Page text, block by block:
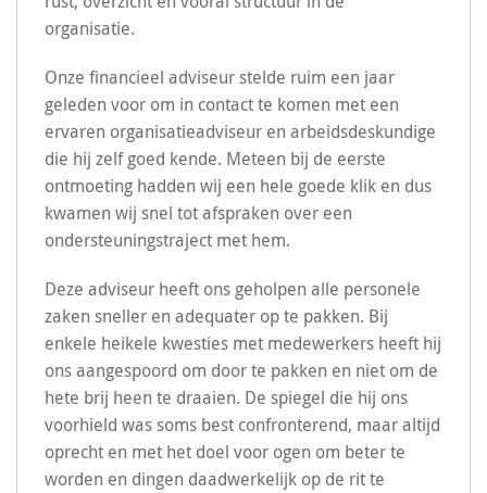
organisatie.
Onze financieel adviseur stelde ruim een jaar
geleden voor om in contact te komen met een
ervaren organisatieadviseur en arbeidsdeskundige
die hij zelf goed kende. Meteen bij de eerste
ontmoeting hadden wij een hele goede klik en dus
kwamen wij snel tot afspraken over een
ondersteuningstraject met hem.
Deze adviseur heeft ons geholpen alle personele
zaken sneller en adequater op te pakken. Bij
enkele heikele kwesties met medewerkers heeft hij
ons aangespoord om door te pakken en niet om de
hete brij heen te draaien. De spiegel die hij ons
voorhield was soms best confronterend, maar altijd
oprecht en met het doel voor ogen om beter te
worden en dingen daadwerkelijk op de rit te